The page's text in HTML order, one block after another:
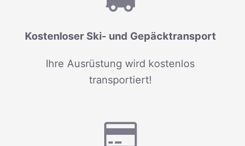
Kostenloser Ski- und Gepäcktransport
Ihre Ausrüstung wird kostenlos
transportiert!